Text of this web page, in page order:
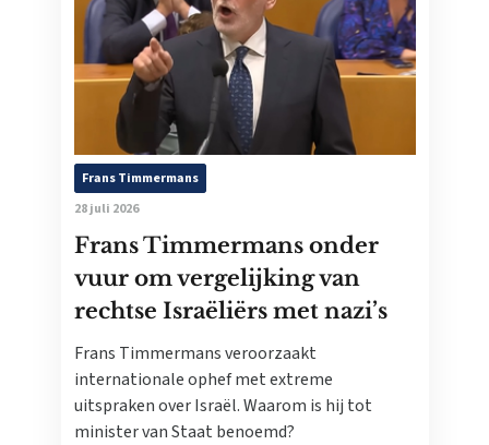
Frans Timmermans
28 juli 2026
Frans Timmermans onder
vuur om vergelijking van
rechtse Israëliërs met nazi’s
Frans Timmermans veroorzaakt
internationale ophef met extreme
uitspraken over Israël. Waarom is hij tot
minister van Staat benoemd?